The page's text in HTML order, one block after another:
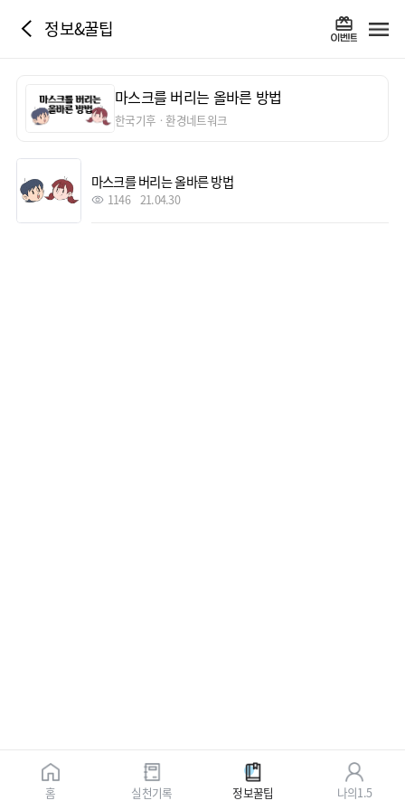
정보&꿀팁
마스크를 버리는 올바른 방법
한국기후ㆍ환경네트워크
마스크를 버리는 올바른 방법
1146 21.04.30
홈 실천기록 정보꿀팁 나의1.5